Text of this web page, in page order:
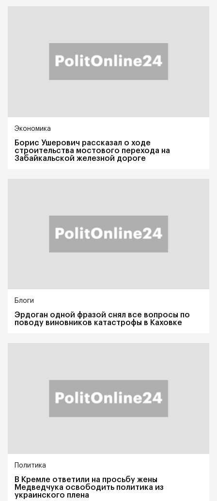
Экономика
Борис Ушерович рассказал о ходе
строительства мостового перехода на
Забайкальской железной дороге
Блоги
Эрдоган одной фразой снял все вопросы по
поводу виновников катастрофы в Каховке
Политика
В Кремле ответили на просьбу жены
Медведчука освободить политика из
украинского плена